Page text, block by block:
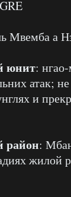
Мвемба а
юнит:
атак;
и
район:
жилой